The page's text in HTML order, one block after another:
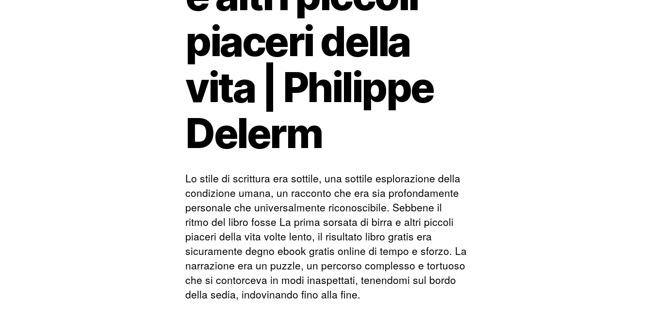
piaceri della
vita | Philippe
Delerm
Lo stile di scrittura era sottile, una sottile esplorazione della
condizione umana, un racconto che era sia profondamente
personale che universalmente riconoscibile. Sebbene il
ritmo del libro fosse La prima sorsata di birra e altri piccoli
piaceri della vita volte lento, il risultato libro gratis era
sicuramente degno ebook gratis online di tempo e sforzo. La
narrazione era un puzzle, un percorso complesso e tortuoso
che si contorceva in modi inaspettati, tenendomi sul bordo
della sedia, indovinando fino alla fine.